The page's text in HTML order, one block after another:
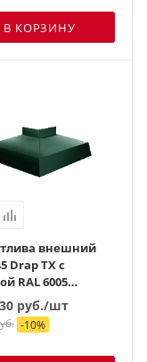
В КОРЗИНУ
внешний
Drap TX с
RAL 6005
мох
руб./шт
-10%